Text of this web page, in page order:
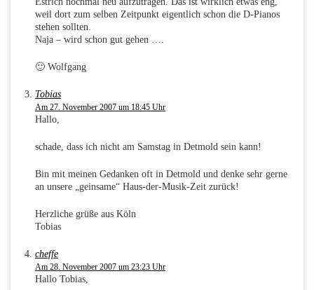
weil dort zum selben Zeitpunkt eigentlich schon die D-Pianos
stehen sollten.
Naja – wird schon gut gehen ….
🙂 Wolfgang
Tobias
Am 27. November 2007 um 18:45 Uhr
Hallo,
schade, dass ich nicht am Samstag in Detmold sein kann!
Bin mit meinen Gedanken oft in Detmold und denke sehr gerne
an unsere „geinsame“ Haus-der-Musik-Zeit zurück!
Herzliche grüße aus Köln
Tobias
cheffe
Am 28. November 2007 um 23:23 Uhr
Hallo Tobias,